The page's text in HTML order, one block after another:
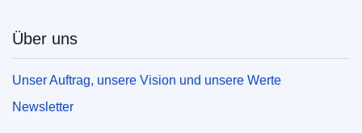
Über uns
Unser Auftrag, unsere Vision und unsere Werte
Newsletter